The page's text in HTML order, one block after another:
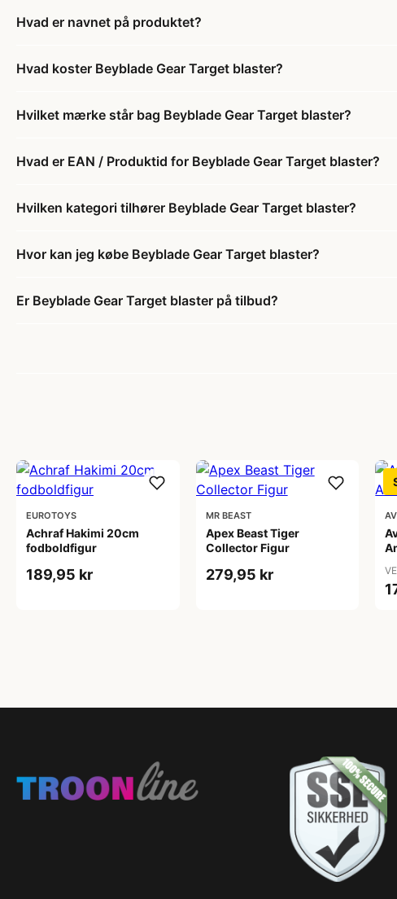
Hvad er navnet på produktet?
Hvad koster Beyblade Gear Target blaster?
Hvilket mærke står bag Beyblade Gear Target blaster?
Hvad er EAN / Produktid for Beyblade Gear Target blaster?
Hvilken kategori tilhører Beyblade Gear Target blaster?
Hvor kan jeg købe Beyblade Gear Target blaster?
Er Beyblade Gear Target blaster på tilbud?
EUROTOYS
Achraf Hakimi 20cm
fodboldfigur
189,95 kr
MR BEAST
Apex Beast Tiger
Collector Figur
279,95 kr